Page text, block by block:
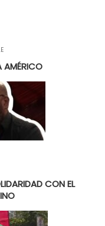
AMÉRICO
CON EL